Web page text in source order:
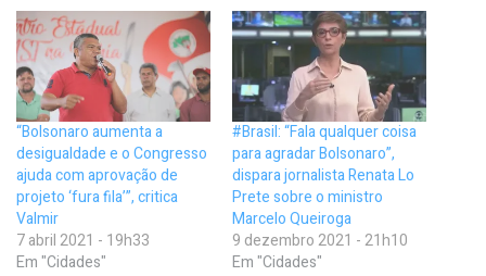
“Bolsonaro aumenta a
desigualdade e o Congresso
ajuda com aprovação de
projeto ‘fura fila’”, critica
Valmir
7 abril 2021 - 19h33
Em "Cidades"
#Brasil: “Fala qualquer coisa
para agradar Bolsonaro”,
dispara jornalista Renata Lo
Prete sobre o ministro
Marcelo Queiroga
9 dezembro 2021 - 21h10
Em "Cidades"